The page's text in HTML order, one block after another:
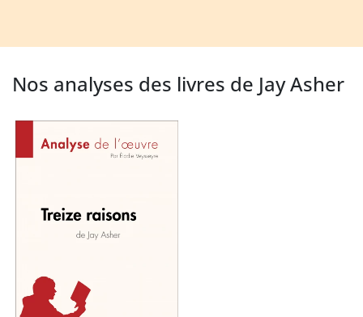
Nos analyses des livres de Jay Asher